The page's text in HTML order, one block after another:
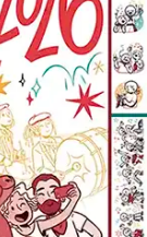
agenda
los